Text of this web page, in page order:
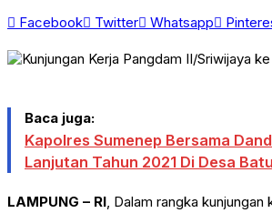
Facebook
Twitter Whatsapp
Baca juga:
Kapolres Sumenep Bersama
Lanjutan Tahun 2021 Di Desa
LAMPUNG – RI , Dalam rangka